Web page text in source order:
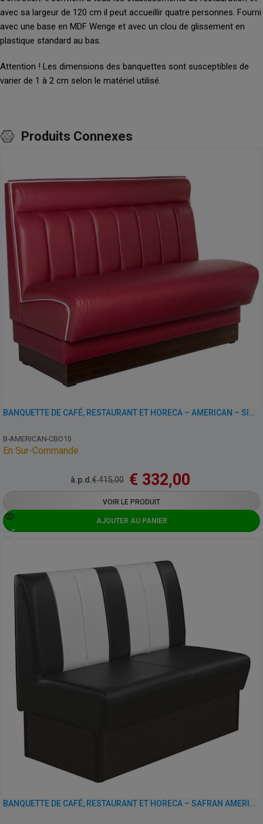
avec sa largeur de 120 cm il peut accueillir quatre personnes. Fourni
avec une base en MDF Wenge et avec un clou de glissement en
plastique standard au bas.
Attention ! Les dimensions des banquettes sont susceptibles de
varier de 1 à 2 cm selon le matériel utilisé.
Produits Connexes
BANQUETTE DE CAFÉ, RESTAURANT ET HORECA – AMERICAN – SIMILI CUIR
B-AMERICAN-CBO10
En Sur-Commande
à.p.d.€415,00 € 332,00
VOIR LE PRODUIT
AJOUTER AU PANIER
BANQUETTE DE CAFÉ, RESTAURANT ET HORECA – SAFRAN AMERICAN – SIMILI CUIR